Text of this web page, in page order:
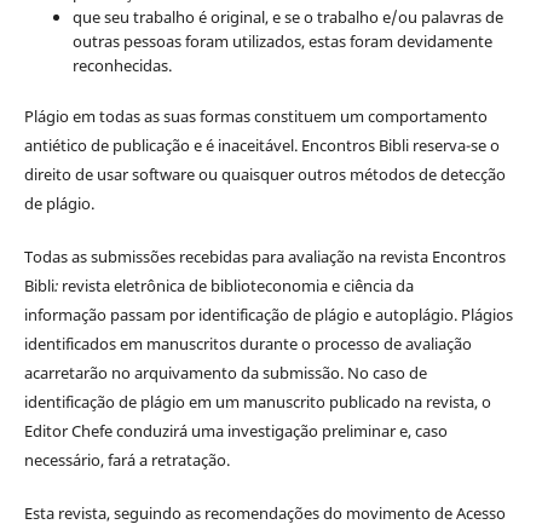
que seu trabalho é original, e se o trabalho e/ou palavras de
outras pessoas foram utilizados, estas foram devidamente
reconhecidas.
Plágio em todas as suas formas constituem um comportamento
antiético de publicação e é inaceitável. Encontros Bibli reserva-se o
direito de usar software ou quaisquer outros métodos de detecção
de plágio.
Todas as submissões recebidas para avaliação na revista Encontros
Bibli: revista eletrônica de biblioteconomia e ciência da
informaçãopassam por identificação de plágio e autoplágio. Plágios
identificados em manuscritos durante o processo de avaliação
acarretarão no arquivamento da submissão. No caso de
identificação de plágio em um manuscrito publicado na revista, o
Editor Chefe conduzirá uma investigação preliminar e, caso
necessário, fará a retratação.
Esta revista, seguindo as recomendações do movimento de Acesso